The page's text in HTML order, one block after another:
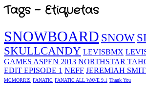
Tags - Etiquetas
SNOWBOARD SNOW
SKULLCANDY LEVISBMX
GAMES ASPEN 2013 NORTHSTAR
EDIT EPISODE 1 NEFF JEREMIAH
MCMORRIS FANATIC FANATIC ALL WAVE 9.1 Thank You